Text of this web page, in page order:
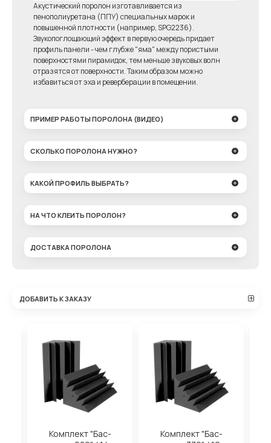
Акустический поролон изготавливается из
пенополиуретана (ППУ) специальных марок и
повышенной плотности (например, SPG2236).
Звукопоглощающий эффект в первую очередь придает
профиль панели - чем глубже "яма" между пористыми
поверхностями пирамидок, тем меньше звуковых волн
отразятся от поверхности. Таким образом можно
избавиться от эха и реверберации в помещении.
ПРИМЕР РАБОТЫ ПОРОЛОНА (ВИДЕО)
СКОЛЬКО ПОРОЛОНА НУЖНО?
КАКОЙ ПРОФИЛЬ ВЫБРАТЬ?
НА ЧТО КЛЕИТЬ ПОРОЛОН?
ДОСТАВКА ПОРОЛОНА
ДОБАВИТЬ К ЗАКАЗУ
Комплект "Бас-
Комплект "Бас-